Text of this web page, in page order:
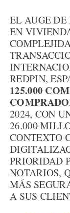
EL AUGE
EN
REDPIN,
125.000
2024, CON
26.000
CONTEXTO
PRIORIDAD
NOTARIOS,
MÁS
A SUS